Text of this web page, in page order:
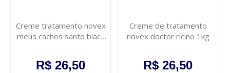
Creme tratamento novex
meus cachos santo black
R$ 26,50
Creme de tratamento
novex doctor ricino 1kg
R$ 26,50